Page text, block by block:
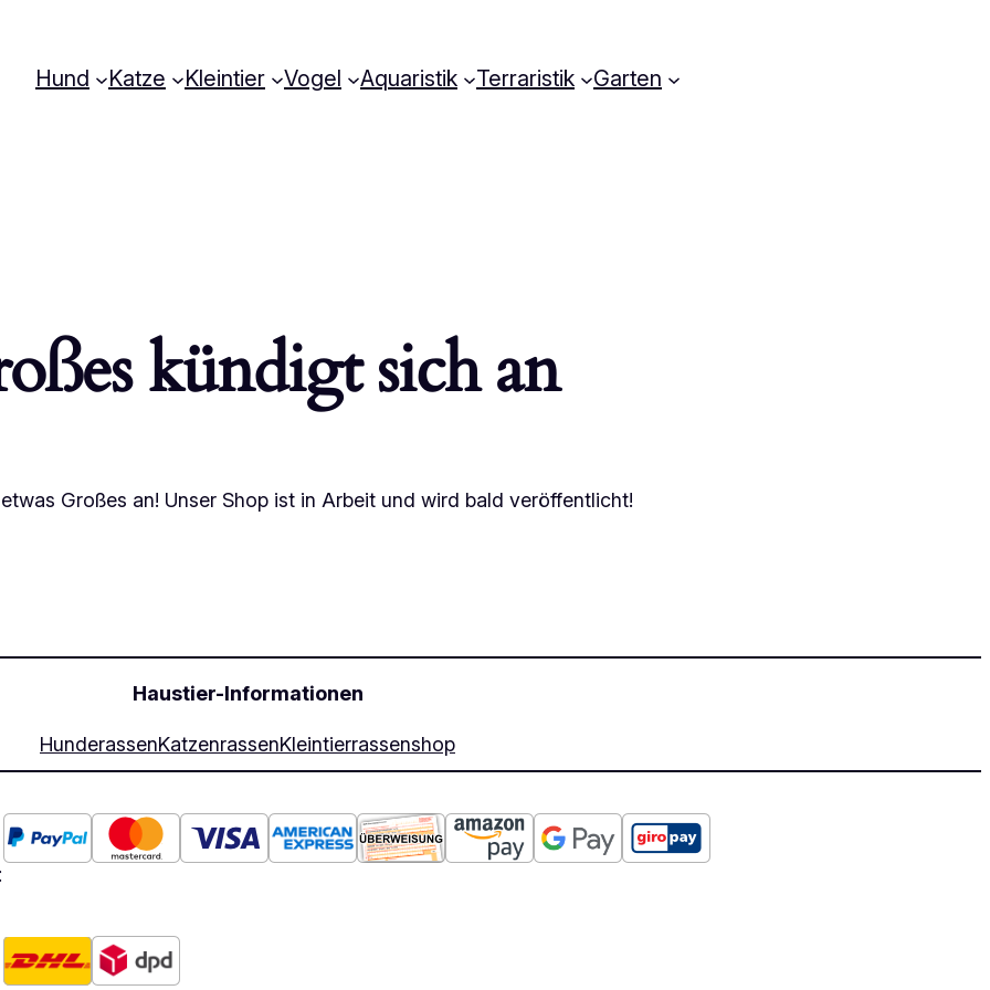
Hund Katze Kleintier Vogel Aquaristik Terraristik Garten
kündigt sich an
Großes an! Unser Shop ist in Arbeit und wird bald veröffentlicht!
Haustier-Informationen
HunderassenKatzenrassenKleintierrassenshop